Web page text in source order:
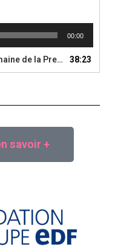
00:00
Presse, à l'école 38:23
savoir +